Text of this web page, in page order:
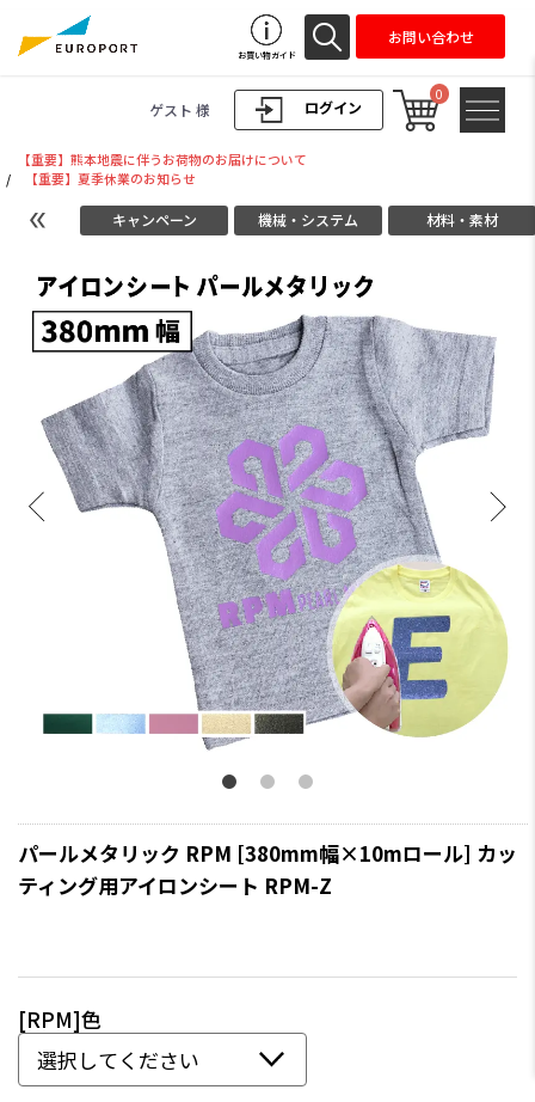
ログイン
ゲスト 様
0
お買い物ガイド
お問い合わせ
【重要】熊本地震に伴うお荷物のお届けについて
/
【重要】夏季休業のお知らせ
キャンペーン 機械・システム 材料・素材
パールメタリック RPM [380mm幅×10mロール] カッ
ティング用アイロンシート RPM-Z
[RPM]色